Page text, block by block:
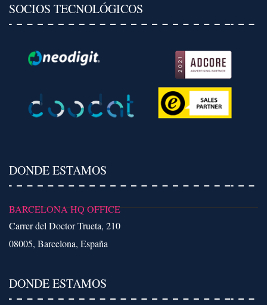
SOCIOS TECNOLÓGICOS
DONDE ESTAMOS
BARCELONA HQ OFFICE
Carrer del Doctor Trueta, 210
08005, Barcelona, España
DONDE ESTAMOS